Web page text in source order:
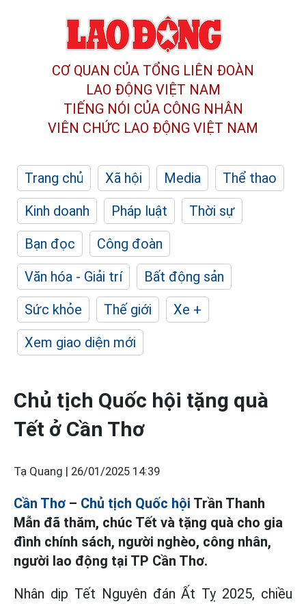
CƠ QUAN CỦA TỔNG LIÊN ĐOÀN
LAO ĐỘNG VIỆT NAM
TIẾNG NÓI CỦA CÔNG NHÂN
VIÊN CHỨC LAO ĐỘNG VIỆT NAM
Trang chủ Xã hội Media
Thể thao
Kinh doanh
Pháp luật
Thời sự
Bạn đọc
Công đoàn
Văn hóa - Giải trí
Bất động sản
Sức khỏe
Thế giới
Xe +
Xem giao diện mới
Chủ tịch Quốc hội tặng quà
Tết ở Cần Thơ
Tạ Quang | 26/01/2025 14:39
Cần Thơ – Chủ tịch Quốc hội Trần Thanh
Mẫn đã thăm, chúc Tết và tặng quà cho gia
đình chính sách, người nghèo, công nhân,
người lao động tại TP Cần Thơ.
Nhân dịp Tết Nguyên đán Ất Tỵ 2025, chiều